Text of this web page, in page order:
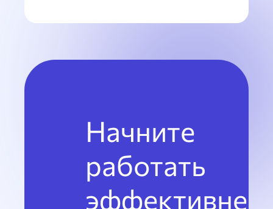
Начните
работать
эффективнее